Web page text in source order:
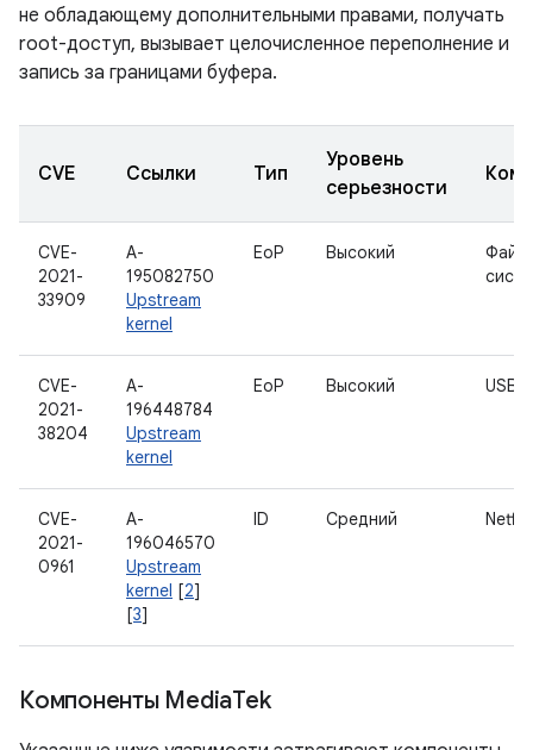
не обладающему дополнительными правами, получать
root-доступ, вызывает целочисленное переполнение и
запись за границами буфера.
CVE Ссылки Тип
Уровень
серьезности
CVE-
2021-
33909
A-
195082750
Upstream
kernel
EoP Высокий
CVE-
2021-
38204
A-
196448784
Upstream
kernel
EoP Высокий USB
CVE-
2021-
0961
A-
196046570
Upstream
kernel [2]
[3]
ID Средний
Компоненты MediaTek